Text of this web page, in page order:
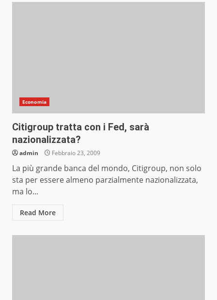
Economia
Citigroup tratta con i Fed, sarà
nazionalizzata?
admin Febbraio 23, 2009
La più grande banca del mondo, Citigroup, non solo
sta per essere almeno parzialmente nazionalizzata,
ma lo...
Read More